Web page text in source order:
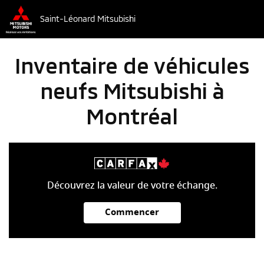
Saint-Léonard Mitsubishi
Inventaire de véhicules
neufs Mitsubishi à
Montréal
Découvrez la valeur de votre échange.
Commencer